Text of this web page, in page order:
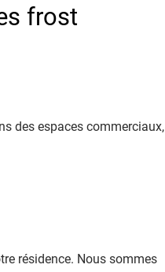
frost
des espaces commerciaux,
résidence. Nous sommes